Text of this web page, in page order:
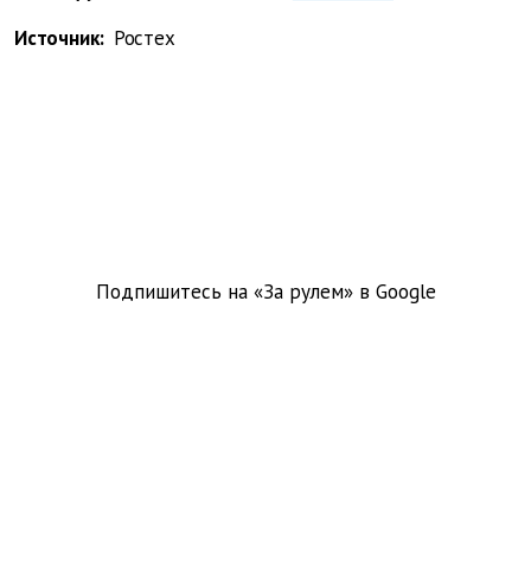
Источник: Ростех
Подпишитесь на «За рулем» в Google